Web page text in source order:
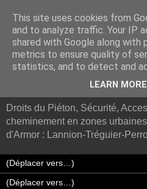
Association
Droits du Piéton, Sécurité,
cheminement en zones
d'Armor : Lannion-Tréguier-
This site uses cookies from
and to analyze traffic. Your IP
shared with Google along with
metrics to ensure quality of
statistics, and to detect and
LEARN MORE